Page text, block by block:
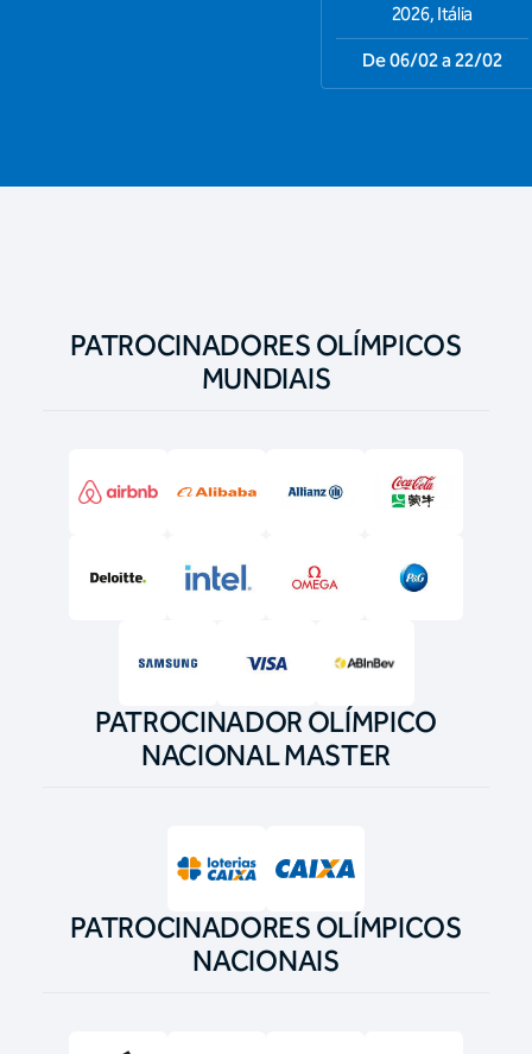
2026, Itália
De 06/02 a 22/02
PATROCINADORES OLÍMPICOS
MUNDIAIS
PATROCINADOR OLÍMPICO
NACIONAL MASTER
PATROCINADORES OLÍMPICOS
NACIONAIS